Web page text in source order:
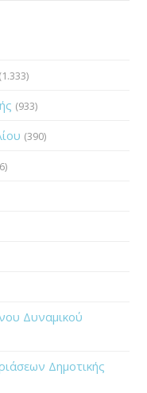
(1.333)
(933)
(390)
Δυναμικού
Δημοτικής